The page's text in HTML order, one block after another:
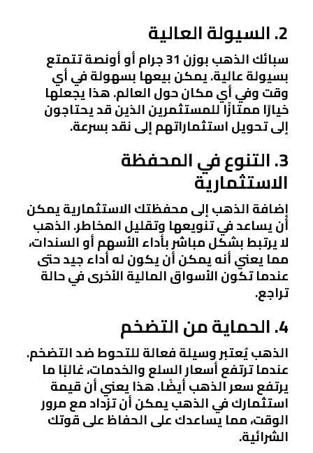
2. السيولة العالية
سبائك الذهب بوزن 31 جرام أو أونصة تتمتع
بسيولة عالية. يمكن بيعها بسهولة في أي
وقت وفي أي مكان حول العالم. هذا يجعلها
خيارًا ممتازًا للمستثمرين الذين قد يحتاجون
إلى تحويل استثماراتهم إلى نقد بسرعة.
3. التنوع في المحفظة
الاستثمارية
إضافة الذهب إلى محفظتك الاستثمارية يمكن
أن يساعد في تنويعها وتقليل المخاطر. الذهب
لا يرتبط بشكل مباشر بأداء الأسهم أو السندات،
مما يعني أنه يمكن أن يكون له أداء جيد حتى
عندما تكون الأسواق المالية الأخرى في حالة
تراجع.
4. الحماية من التضخم
الذهب يُعتبر وسيلة فعالة للتحوط ضد التضخم.
عندما ترتفع أسعار السلع والخدمات، غالبًا ما
يرتفع سعر الذهب أيضًا. هذا يعني أن قيمة
استثمارك في الذهب يمكن أن تزداد مع مرور
الوقت، مما يساعدك على الحفاظ على قوتك
الشرائية.